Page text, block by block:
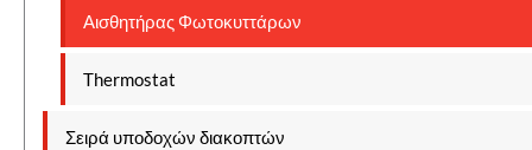
Αισθητήρας Φωτοκυττάρων
Thermostat
Σειρά υποδοχών διακοπτών